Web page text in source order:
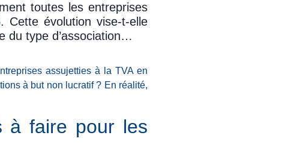
toutes les entreprises
Cette évolution vise-t-elle
du type d’association…
assujetties à la TVA en
à but non lucratif ? En réalité,
à faire pour les